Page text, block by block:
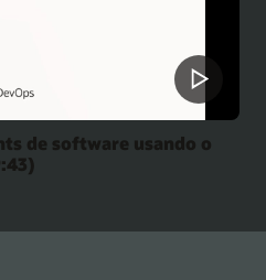
de software usando o